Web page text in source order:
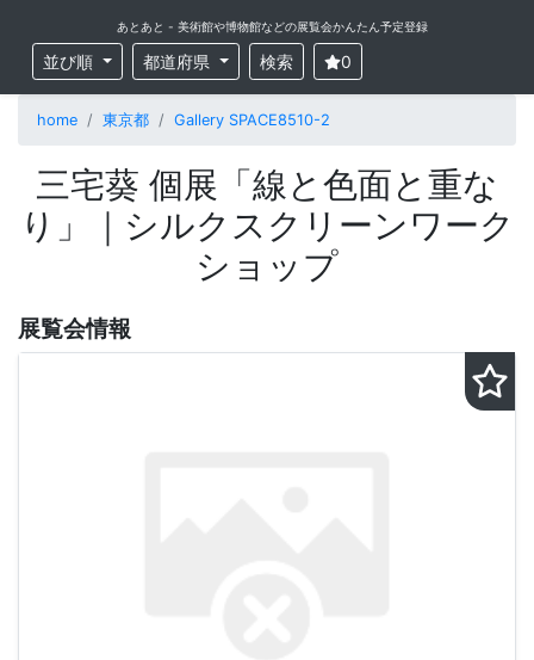
あとあと - 美術館や博物館などの展覧会かんたん予定登録
並び順 都道府県 検索 0
home 東京都 Gallery SPACE8510-2
三宅葵 個展「線と色面と重な
り」｜シルクスクリーンワーク
ショップ
展覧会情報